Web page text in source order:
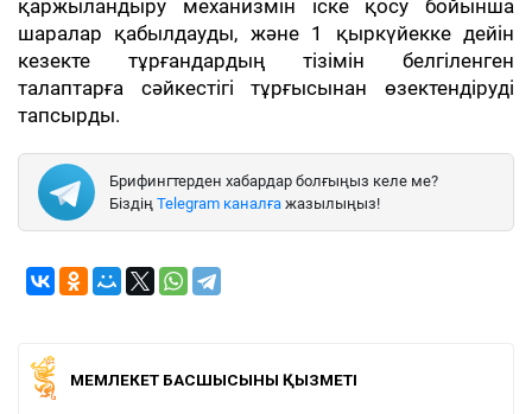
қаржыландыру механизмін іске қосу бойынша
шаралар қабылдауды, және 1 қыркүйекке дейін
кезекте тұрғандардың тізімін белгіленген
талаптарға сәйкестігі тұрғысынан өзектендіруді
тапсырды.
Брифингтерден хабардар болғыңыз келе ме?
Біздің Telegram каналға жазылыңыз!
МЕМЛЕКЕТ БАСШЫСЫНЫҢ ҚЫЗМЕТІ